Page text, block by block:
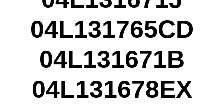
04L131765CD
04L131671B
04L131678EX